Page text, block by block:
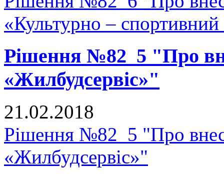
«Культурно –
Рішення №82_5 "Про
«Жилбудсервіс»"
21.02.2018
Рішення №82_5 "Про
«Жилбудсервіс»"